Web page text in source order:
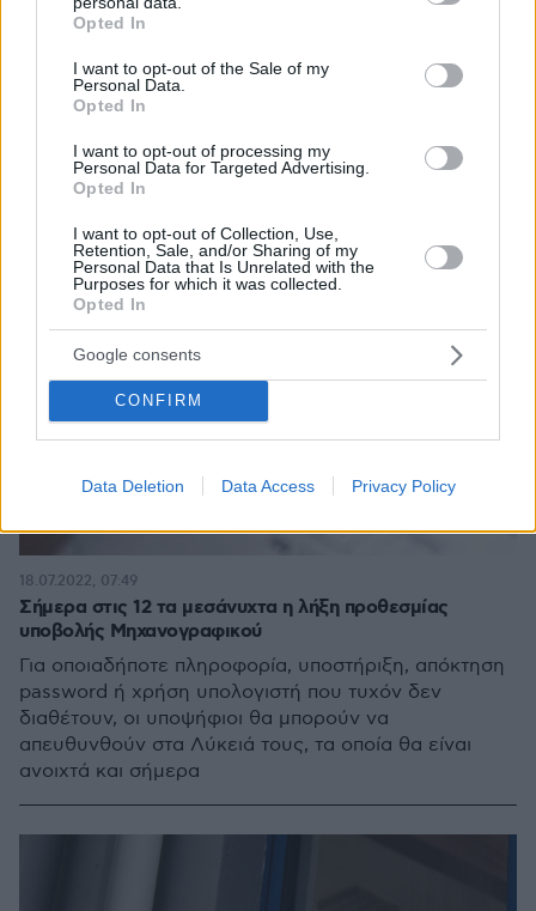
grant or deny consent to Google and its third-party tags to
use your data for below specified purposes in below Google
consent section.
Opted In
I want to opt-out of the Sale of my
Personal Data.
Opted In
I want to opt-out of processing my
Personal Data for Targeted Advertising.
Opted In
I want to opt-out of Collection, Use,
Retention, Sale, and/or Sharing of my
Personal Data that Is Unrelated with the
Purposes for which it was collected.
Opted In
Google consents
CONFIRM
Data Deletion Data Access Privacy Policy
Σήμερα στις 12 τα μεσάνυχτα η λήξη προθεσμίας
υποβολής Μηχανογραφικού
Για οποιαδήποτε πληροφορία, υποστήριξη, απόκτηση
password ή χρήση υπολογιστή που τυχόν δεν
διαθέτουν, οι υποψήφιοι θα μπορούν να
απευθυνθούν στα Λύκειά τους, τα οποία θα είναι
ανοιχτά και σήμερα
18.07.2022, 07:49